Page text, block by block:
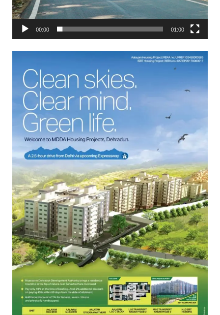
00:00 01:00